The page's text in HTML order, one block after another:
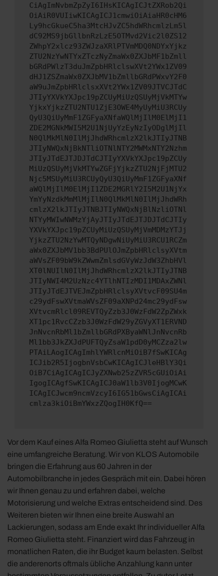
CiAgImNvbmZpZyI6IHsKICAgICJtZXRob2Qi
OiAiR0VUIiwKICAgICJ1cmwiOiAiaHR0cHM6
Ly9hcGkueC5ha3MtcHJvZC5hdWRhcmlzLm5l
dC92MS9jbGllbnRzLzE5OTMvd2Vic2l0ZS12
ZWhpY2xlcz93ZWJzaXRlPTVmMDQ0NDYxYjkz
ZTU2NzYwNTYxZTczNyZmaWx0ZXJbMF1bZmll
bGRdPWlzT3duJmZpbHRlclswXVt2YWx1ZV09
dHJ1ZSZmaWx0ZXJbMV1bZmllbGRdPWxvY2F0
aW9uJmZpbHRlclsxXVt2YWx1ZV09JTVCJTdC
JTIyYXVkYXJpc19pZCUyMiUzQSUyMjVkMTYw
YjkxYjkzZTU2NTU1ZjE3OWE4MyUyMiU3RCUy
QyU3QiUyMmF1ZGFyaXNfaWQlMjIlM0ElMjI1
ZDE2MGNkMWI5M2U1NjUyYzEyNzIyODglMjIl
N0QlMkMlN0IlMjJhdWRhcmlzX2lkJTIyJTNB
JTIyNWQxNjBkNTliOTNlNTY2MWMxNTY2Nzhm
JTIyJTdEJTJDJTdCJTIyYXVkYXJpc19pZCUy
MiUzQSUyMjVkMTYwZGFjYjkzZTU2NjFjMTU2
Njc5MSUyMiU3RCUyQyU3QiUyMmF1ZGFyaXNf
aWQlMjIlM0ElMjI1ZDE2MGRlY2I5M2U1NjYx
YmYyNzdkMmMlMjIlN0QlMkMlN0IlMjJhdWRh
cmlzX2lkJTIyJTNBJTIyNWQxNjBlNzliOTNl
NTYyMWIwNWMzYjAyJTIyJTdEJTJDJTdCJTIy
YXVkYXJpc19pZCUyMiUzQSUyMjVmMDMzYTJj
YjkzZTU2NzYwMTQyNDgwNiUyMiU3RCU1RCZm
aWx0ZXJbMV1bb3BdPUlOJmZpbHRlclsyXVtm
aWVsZF09bW9kZWwmZmlsdGVyWzJdW3ZhbHVl
XT0lNUIlN0IlMjJhdWRhcmlzX2lkJTIyJTNB
JTIyNWI4M2UzNzc4YTlhNTIzMDI1MDAxZWNl
JTIyJTdEJTVEJmZpbHRlclsyXVtvcF09SU4m
c29ydFswXVtmaWVsZF09aXNPd24mc29ydFsw
XVtvcmRlcl09REVTQyZzb3J0WzFdW2ZpZWxk
XT1pc1RvcCZzb3J0WzFdW29yZGVyXT1ERVND
JnNvcnRbMl1bZmllbGRdPXByaWNlJnNvcnRb
Ml1bb3JkZXJdPUFTQyZsaW1pdD0yMCZza2lw
PTAiLAogICAgImhlYWRlcnMiOiB7fSwKICAg
ICJib2R5IjogbnVsbCwKICAgICJleHBlY3Qi
OiB7CiAgICAgICJyZXNwb25zZVR5cGUiOiAi
IgogICAgfSwKICAgICJ0aW1lb3V0IjogMCwK
ICAgICJwcm9ncmVzcyI6IG51bGwsCiAgICAi
cmlza3kiOiBmYWxzZQogIH0KfQ==
Vor dem Kauf eines Alfa Romeo Giulietta steht auf Wunsch
eine umfangreiche Beratung. Wir von KLOS Automobile
bringen die Erfahrung aus 60 Jahren in der
Automobilbranche in jedes Gespräch mit ein. Dabei hören
wir Ihnen genau zu und erfahren dabei, welche
Motorisierung und welche Extras entscheidend sind. Des
Weiteren bieten wir Ihnen eine breite Auswahl an
Lackierungen, sodass am Ende exakt Ihr individueller Alfa
Romeo Giulietta steht. Finanziert wird das Fahrzeug in
monatlichen Raten, die ihr Budget kaum belasten. Selbst
die anderenorts oftmals übliche Anzahlung kann unter